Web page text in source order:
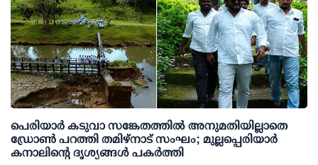
പെരിയാര്‍ കടുവാ സങ്കേതത്തില്‍ അനുമതിയില്ലാതെ
ഡ്രോണ്‍ പറത്തി തമിഴ്നാട് സംഘം; മുല്ലപ്പെരിയാര്‍
കനാലിന്റെ ദൃശ്യങ്ങള്‍ പകര്‍ത്തി